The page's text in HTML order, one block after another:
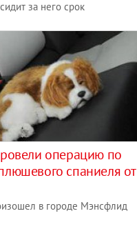
за него срок
операцию по
спаниеля от
в городе Мэнсфлид